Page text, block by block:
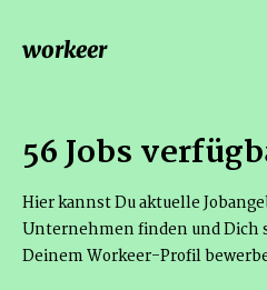
workeer
56 Jobs
Hier kannst Du aktuelle
Unternehmen finden und Dich
Deinem Workeer-Profil